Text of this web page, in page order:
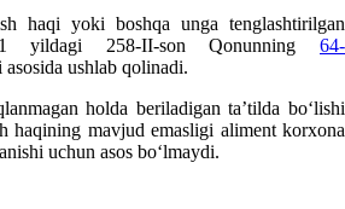
haqi yoki boshqa unga tenglashtirilgan
yildagi 258-II-son Qonunning 64-
ushlab qolinadi.
holda beriladigan ta’tilda boʻlishi
haqining mavjud emasligi aliment korхona
uchun asos boʻlmaydi.